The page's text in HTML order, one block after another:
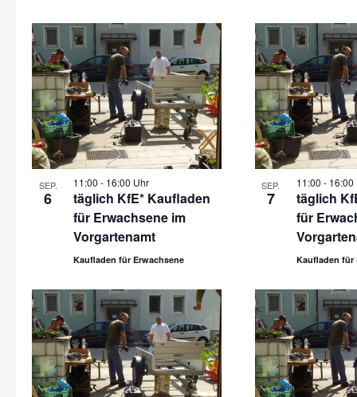
SEP.
6
11:00 - 16:00 Uhr
täglich KfE* Kaufladen
für Erwachsene im
Vorgartenamt
Kaufladen für Erwachsene
SEP.
7
11:00 - 16:00
täglich
für
Kaufladen für